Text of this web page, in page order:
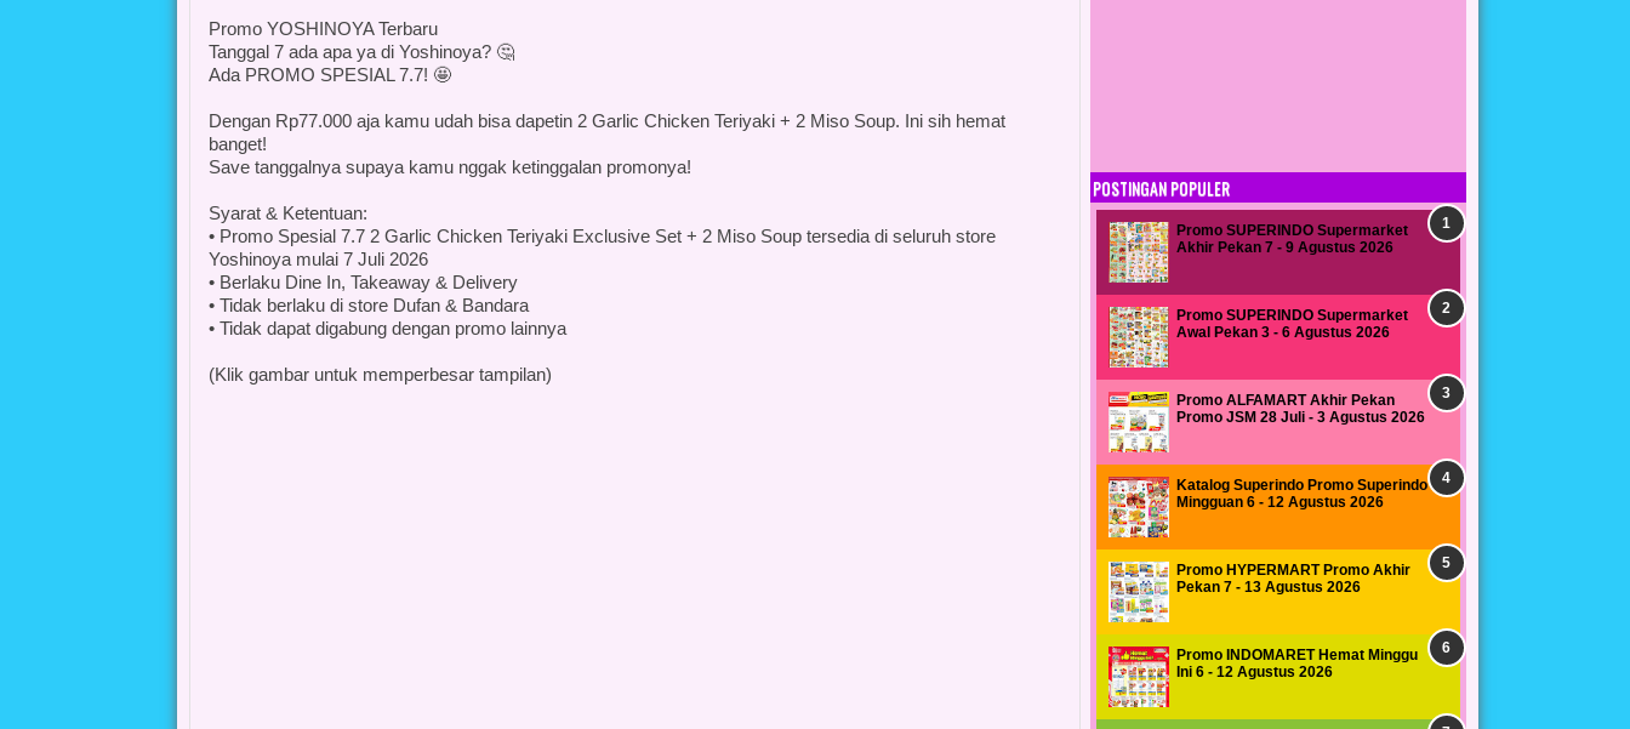
Promo YOSHINOYA Terbaru
Tanggal 7 ada apa ya di Yoshinoya? 🤔
Ada PROMO SPESIAL 7.7! 🤩
Dengan Rp77.000 aja kamu udah bisa dapetin 2 Garlic Chicken Teriyaki + 2 Miso Soup. Ini sih hemat
banget!
Save tanggalnya supaya kamu nggak ketinggalan promonya!
Syarat & Ketentuan:
• Promo Spesial 7.7 2 Garlic Chicken Teriyaki Exclusive Set + 2 Miso Soup tersedia di seluruh store
Yoshinoya mulai 7 Juli 2026
• Berlaku Dine In, Takeaway & Delivery
• Tidak berlaku di store Dufan & Bandara
• Tidak dapat digabung dengan promo lainnya
(Klik gambar untuk memperbesar tampilan)
POSTINGAN POPULER
Promo SUPERINDO Supermarket
Akhir Pekan 7 - 9 Agustus 2026
Promo SUPERINDO Supermarket
Awal Pekan 3 - 6 Agustus 2026
Promo ALFAMART Akhir Pekan
Promo JSM 28 Juli - 3 Agustus 2026
Katalog Superindo Promo Superindo
Mingguan 6 - 12 Agustus 2026
Promo HYPERMART Promo Akhir
Pekan 7 - 13 Agustus 2026
Promo INDOMARET Hemat Minggu
Ini 6 - 12 Agustus 2026